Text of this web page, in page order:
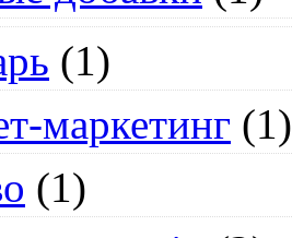
(1)
маркетинг (1)
(1)